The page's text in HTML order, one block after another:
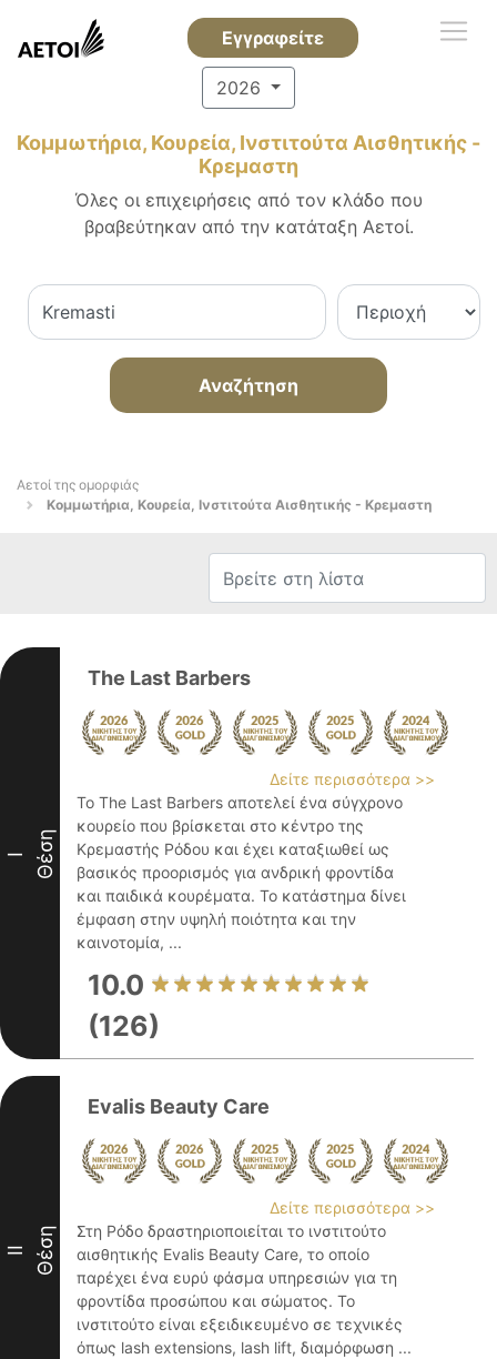
Εγγραφείτε
2026
Κομμωτήρια, Κουρεία, Ινστιτούτα Αισθητικής -
Κρεμαστη
Όλες οι επιχειρήσεις από τον κλάδο που
βραβεύτηκαν από την κατάταξη Αετοί.
Αναζήτηση
Αετοί της ομορφιάς
Κομμωτήρια, Κουρεία, Ινστιτούτα Αισθητικής - Κρεμαστη
I Θέση
The Last Barbers
Δείτε περισσότερα >>
Το The Last Barbers αποτελεί ένα σύγχρονο
κουρείο που βρίσκεται στο κέντρο της
Κρεμαστής Ρόδου και έχει καταξιωθεί ως
βασικός προορισμός για ανδρική φροντίδα
και παιδικά κουρέματα. Το κατάστημα δίνει
έμφαση στην υψηλή ποιότητα και την
καινοτομία, ...
10.0
(126)
II Θέση
Evalis Beauty Care
Δείτε περισσότερα >>
Στη Ρόδο δραστηριοποιείται το ινστιτούτο
αισθητικής Evalis Beauty Care, το οποίο
παρέχει ένα ευρύ φάσμα υπηρεσιών για τη
φροντίδα προσώπου και σώματος. Το
ινστιτούτο είναι εξειδικευμένο σε τεχνικές
όπως lash extensions, lash lift, διαμόρφωση ...